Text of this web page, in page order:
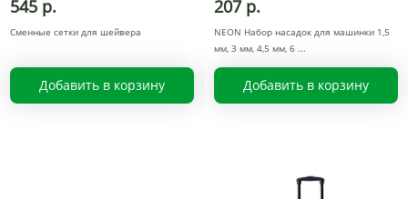
545 р.
Cменные сетки для шейвера
Добавить в корзину
207 р.
NEON Набор насадок для машинки 1,5
мм, 3 мм, 4,5 мм, 6
Добавить в корзину